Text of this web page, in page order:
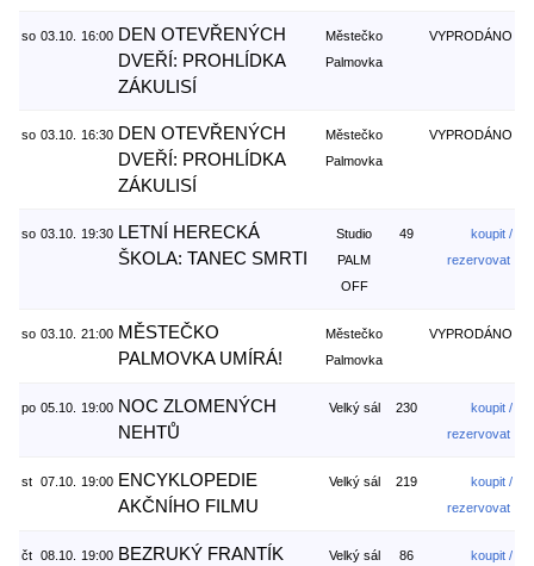
so 03.10. 16:00 DEN OTEVŘENÝCH
DVEŘÍ: PROHLÍDKA
ZÁKULISÍ
Městečko
Palmovka
VYPRODÁNO
so 03.10. 16:30 DEN OTEVŘENÝCH
DVEŘÍ: PROHLÍDKA
ZÁKULISÍ
Městečko
Palmovka
VYPRODÁNO
so 03.10. 19:30 LETNÍ HERECKÁ
ŠKOLA: TANEC SMRTI
Studio
PALM
OFF
49
koupit /
rezervovat
so 03.10. 21:00 MĚSTEČKO
PALMOVKA UMÍRÁ!
Městečko
Palmovka
VYPRODÁNO
po 05.10. 19:00 NOC ZLOMENÝCH
NEHTŮ
Velký sál 230
koupit /
rezervovat
st 07.10. 19:00 ENCYKLOPEDIE
AKČNÍHO FILMU
Velký sál 219
koupit /
rezervovat
čt 08.10. 19:00 BEZRUKÝ FRANTÍK Velký sál 86
koupit /